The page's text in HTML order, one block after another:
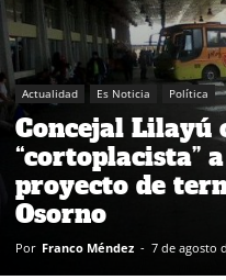
Actualidad Es Noticia Política
Concejal Lilayú
“cortoplacista”
proyecto de
Osorno
Por Franco Méndez - 7 de agosto